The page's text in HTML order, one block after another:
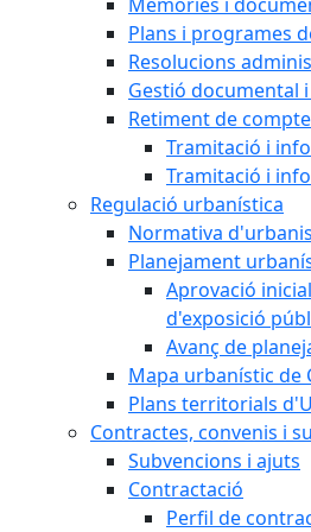
Plans i programes
Resolucions
Gestió documental
Retiment de
Tramitació i
Tramitació i
Regulació urbanística
Normativa
Planejament
Aprovació
d'exposició
Avanç de
Mapa urbanístic de
Plans territorials
Contractes, convenis i
Subvencions i ajuts
Contractació
Perfil de